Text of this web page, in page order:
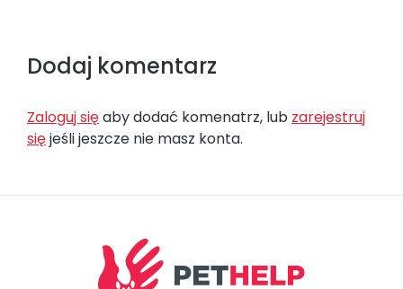
Dodaj komentarz
Zaloguj sięaby dodać komenatrz, lub zarejestruj
sięjeśli jeszcze nie masz konta.